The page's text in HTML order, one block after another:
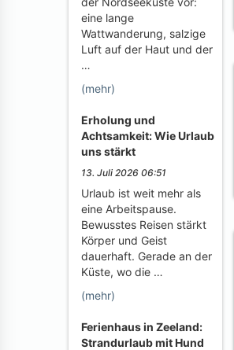
eine lange
Wattwanderung, salzige
Luft auf der Haut und der
…
(mehr)
Erholung und
Achtsamkeit: Wie Urlaub
uns stärkt
13. Juli 2026 06:51
Urlaub ist weit mehr als
eine Arbeitspause.
Bewusstes Reisen stärkt
Körper und Geist
dauerhaft. Gerade an der
Küste, wo die …
(mehr)
Ferienhaus in Zeeland:
Strandurlaub mit Hund